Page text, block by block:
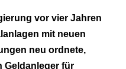
vor vier Jahren
mit neuen
neu ordnete,
Geldanleger für